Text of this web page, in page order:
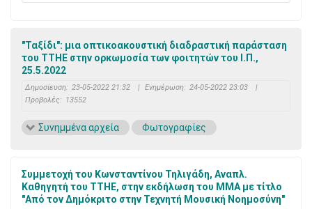
"Ταξίδι": μια οπτικοακουστική διαδραστική παράσταση
του ΤΤΗΕ στην ορκωμοσία των φοιτητών του Ι.Π.,
25.5.2022
Δημοσίευση: 23-05-2022 21:32 | Ενημέρωση: 24-05-2022 23:03
|
Προβολές: 13552
Συνημμένα αρχεία Φωτογραφίες
Συμμετοχή του Κωνσταντίνου Τηλιγάδη, Αναπλ.
Καθηγητή του ΤΤΗΕ, στην εκδήλωση του ΜΜΑ με τίτλο
"Από τον Δημόκριτο στην Τεχνητή Μουσική Νοημοσύνη"